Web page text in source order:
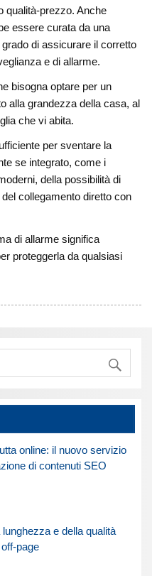
qualità-prezzo. Anche
essere curata da una
di assicurare il corretto
e di allarme.
bisogna optare per un
alla grandezza della casa, al
che vi abita.
per sventare la
se integrato, come i
della possibilità di
collegamento diretto con
di allarme significa
proteggerla da qualsiasi
online: il nuovo servizio
di contenuti SEO
lunghezza e della qualità
page